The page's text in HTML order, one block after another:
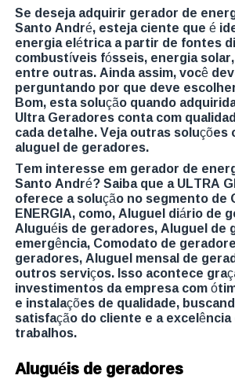
Se deseja adquirir gerador de
Santo André, esteja ciente que é
energia elétrica a partir de fontes
combustíveis fósseis, energia
entre outras. Ainda assim, você
perguntando por que deve
Bom, esta solução quando
Ultra Geradores conta com
cada detalhe. Veja outras soluções
aluguel de geradores.
Tem interesse em gerador de
Santo André? Saiba que a ULTRA
oferece a solução no segmento de
ENERGIA, como, Aluguel diário de
Aluguéis de geradores, Aluguel de
emergência, Comodato de
geradores, Aluguel mensal de
outros serviços. Isso acontece
investimentos da empresa com
e instalações de qualidade,
satisfação do cliente e a
trabalhos.
Aluguéis de geradores